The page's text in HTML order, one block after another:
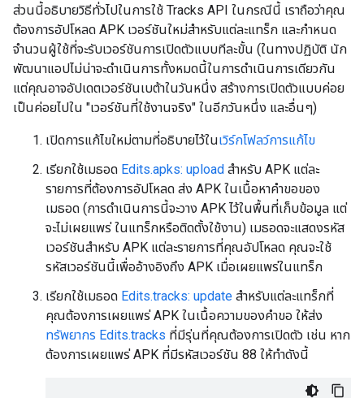
ส่วนนี้อธิบายวิธีทั่วไปในการใช้ Tracks API ในกรณีนี้ เราถือว่าคุณ
ต้องการอัปโหลด APK เวอร์ชันใหม่สำหรับแต่ละแทร็ก และกำหนด
จำนวนผู้ใช้ที่จะรับเวอร์ชันการเปิดตัวแบบทีละขั้น (ในทางปฏิบัติ นัก
พัฒนาแอปไม่น่าจะดำเนินการทั้งหมดนี้ในการดำเนินการเดียวกัน
แต่คุณอาจอัปเดตเวอร์ชันเบต้าในวันหนึ่ง สร้างการเปิดตัวแบบค่อย
เป็นค่อยไปใน "เวอร์ชันที่ใช้งานจริง" ในอีกวันหนึ่ง และอื่นๆ)
เปิดการแก้ไขใหม่ตามที่อธิบายไว้ในเวิร์กโฟลว์การแก้ไข
เรียกใช้เมธอด Edits.apks: upload สำหรับ APK แต่ละ
รายการที่ต้องการอัปโหลด ส่ง APK ในเนื้อหาคำขอของ
เมธอด (การดำเนินการนี้จะวาง APK ไว้ในพื้นที่เก็บข้อมูล แต่
จะไม่เผยแพร่ ในแทร็กหรือติดตั้งใช้งาน) เมธอดจะแสดงรหัส
เวอร์ชันสำหรับ APK แต่ละรายการที่คุณอัปโหลด คุณจะใช้
รหัสเวอร์ชันนี้เพื่ออ้างอิงถึง APK เมื่อเผยแพร่ในแทร็ก
เรียกใช้เมธอด Edits.tracks: update สำหรับแต่ละแทร็กที่
คุณต้องการเผยแพร่ APK ในเนื้อความของคำขอ ให้ส่ง
ทรัพยากร Edits.tracks ที่มีรุ่นที่คุณต้องการเปิดตัว เช่น หาก
ต้องการเผยแพร่ APK ที่มีรหัสเวอร์ชัน 88 ให้ทำดังนี้